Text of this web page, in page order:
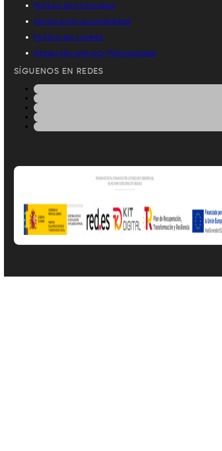
Política de privacidad
Declaración accesibilidad
Política de cookies
Desarrollo web por Piensaenweb
SÍGUENOS EN REDES